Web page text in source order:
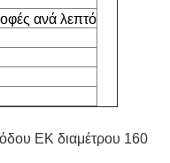
ανά λεπτό
ΕΚ διαμέτρου 160